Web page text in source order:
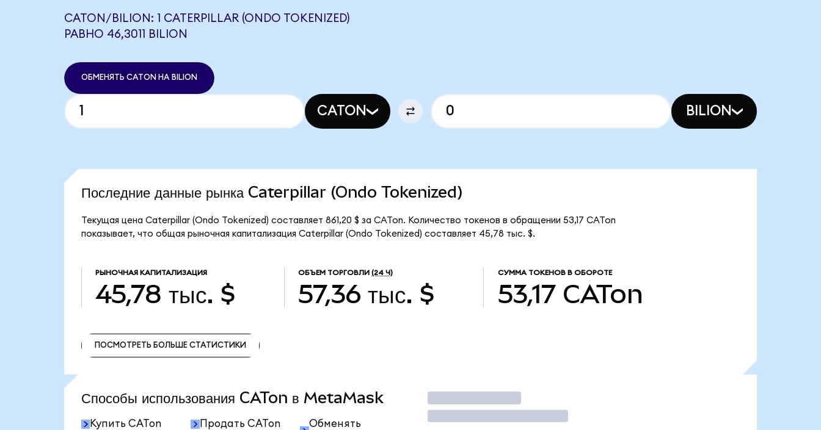
CATON/BILION: 1 CATERPILLAR (ONDO TOKENIZED)
РАВНО 46,3011 BILION
ОБМЕНЯТЬ CATON НА BILION
CATON BILION
Последние данные рынка Caterpillar (Ondo Tokenized)
Текущая цена Caterpillar (Ondo Tokenized) составляет 861,20 $ за CATon. Количество токенов в обращении 53,17 CATon
показывает, что общая рыночная капитализация Caterpillar (Ondo Tokenized) составляет 45,78 тыс. $.
РЫНОЧНАЯ КАПИТАЛИЗАЦИЯ
45,78 тыс. $
ОБЪЕМ ТОРГОВЛИ (24 Ч)
57,36 тыс. $
СУММА ТОКЕНОВ В ОБОРОТЕ
53,17 CATon
ПОСМОТРЕТЬ БОЛЬШЕ СТАТИСТИКИ
Способы использования CATon в MetaMask
Купить CATon Продать CATon
Обменять
Торговать